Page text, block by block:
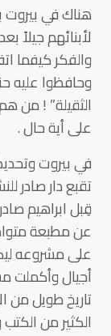
هناك في بيروت
لأبنائهم جيلاً
وحافظوا عليه
الثقيلة” ! من
على أية حال .
في بيروت
تقبع دار صادر
قِبل ابراهيم
عن مطبعة
على مشروعه
أجيال وأكملت
تاريخ طويل من
الكثير من